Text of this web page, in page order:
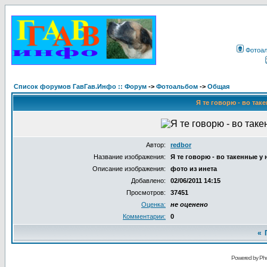
Список форумов ГавГав.Инфо :: Форум -> Фотоальбом -> Общая
Я те говорю - во
Автор:
redbor
Название изображения:
Я те говорю - во такенные у
Описание изображения:
фото из инета
Добавлено:
02/06/2011 14:15
Просмотров:
37451
Оценка:
не оценено
Комментарии:
0
«
Powered by